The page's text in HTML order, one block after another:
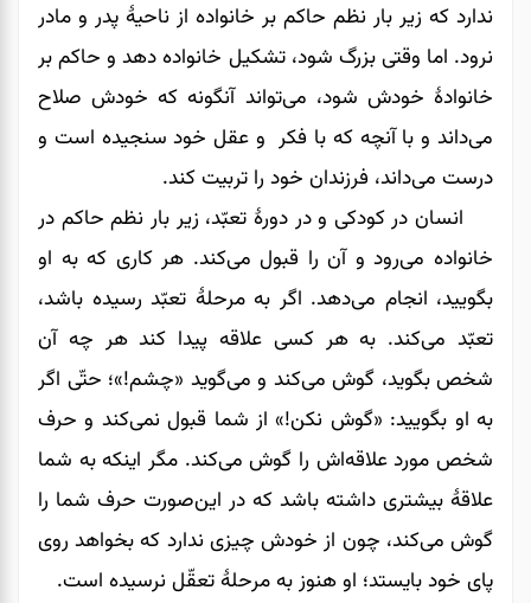
ندارد که زیر بار نظم حاکم بر خانواده از ناحیۀ پدر و مادر
نرود. اما وقتی بزرگ شود، تشکیل خانواده دهد و حاکم بر
خانوادۀ خودش شود، می‌تواند آنگونه که خودش صلاح
می‌داند و با آنچه که با فکر و عقل خود سنجیده است و
درست می‌داند، فرزندان خود را تربیت کند.
انسان در کودکی و در دورۀ تعبّد، زیر بار نظم حاکم در
خانواده می‌رود و آن را قبول می‌کند. هر کاری که به او
بگویید، انجام می‌دهد. اگر به مرحلۀ تعبّد رسیده باشد،
تعبّد می‌کند. به هر کسی علاقه پیدا کند هر چه آن
شخص بگوید، گوش می‌کند و می‌گوید «چشم!»؛ حتّی اگر
به او بگویید: «گوش نکن!» از شما قبول نمی‌کند و حرف
شخص مورد علاقه‌اش را گوش می‌کند. مگر اینکه به شما
علاقۀ بیشتری داشته باشد که در این‌صورت حرف شما را
گوش می‌کند، چون از خودش چیزی ندارد که بخواهد روی
پای خود بایستد؛ او هنوز به مرحلۀ تعقّل نرسیده است.